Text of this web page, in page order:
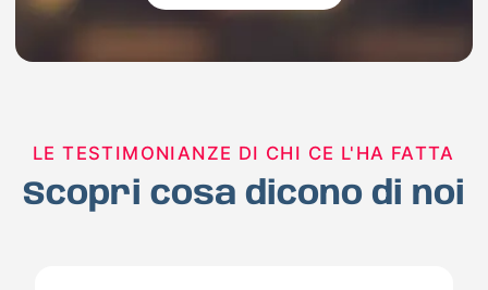
LE TESTIMONIANZE DI CHI CE L'HA FATTA
Scopri cosa dicono di noi